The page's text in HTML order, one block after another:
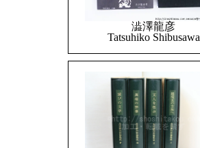
澁澤龍彦
Tatsuhiko Shibusawa